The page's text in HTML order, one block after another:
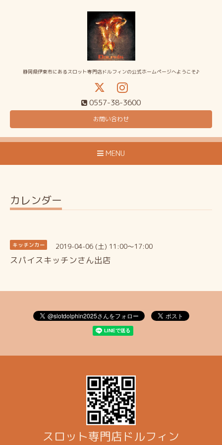
静岡県伊東市にあるスロット専門店ドルフィンの公式ホームページへようこそ♪
0557-38-3600
お問い合わせ
MENU
カレンダー
キッチンカー 2019-04-06 (土) 11:00～17:00
スパイスキッチンさん出店
スロット専門店ドルフィン